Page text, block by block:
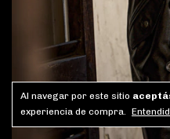
Al navegar por este sitio
experiencia de compra.